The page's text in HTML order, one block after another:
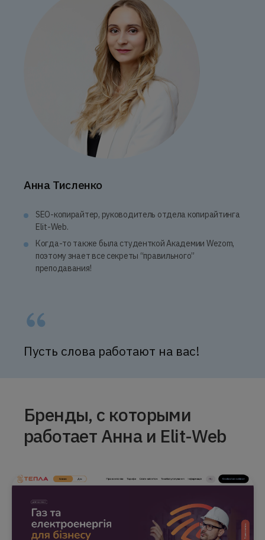
Анна Тисленко
SEO-копирайтер, руководитель отдела копирайтинга
Elit-Web.
Когда-то также была студенткой Академии Wezom,
поэтому знает все секреты “правильного”
преподавания!
Пусть слова работают на вас!
Бренды, с которыми
работает Анна и Elit-Web